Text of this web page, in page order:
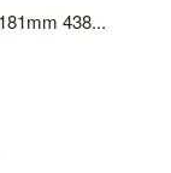
438...